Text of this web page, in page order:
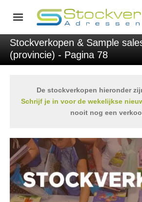
Stockverkopen & Sample
(provincie) - Pagina 78
De stockverkopen hieronder
Schrijf je in voor de wekelijkse
nooit nog een